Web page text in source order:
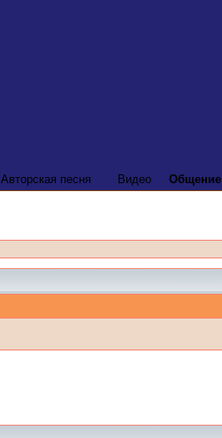
Авторская песня Видео Общение